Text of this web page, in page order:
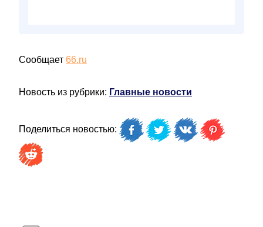
Сообщает 66.ru
Новость из рубрики: Главные новости
Поделиться новостью: